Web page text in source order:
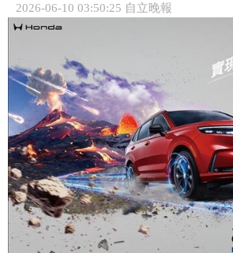
2026-06-10 03:50:25 自立晚報